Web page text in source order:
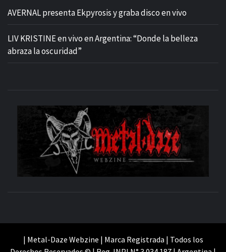
AVERNAL presenta Ekpyrosis y graba disco en vivo
LIV KRISTINE en vivo en Argentina: “Donde la belleza
abraza la oscuridad”
| Metal-Daze Webzine | Marca Registrada | Todos los